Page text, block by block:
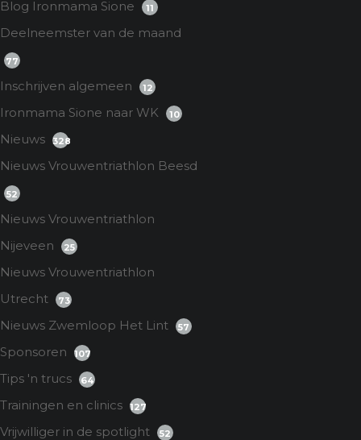
Blog Ironmama Sione 11
Deelneemster van de maand
77
Inschrijven algemeen 12
Ironmama Sione naar WK 10
Nieuws 328
Nieuws Vrouwentriathlon Beesd
52
Nieuws Vrouwentriathlon
Nijeveen
25
Nieuws Vrouwentriathlon
Utrecht
73
Nieuws Zwemloop Het Lint 57
Sponsoren 107
Tips 'n trucs 64
Trainingen en clinics 127
Vrijwilliger in de spotlight 52